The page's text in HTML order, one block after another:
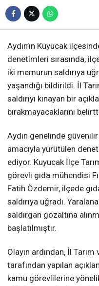
Aydın’ın Kuyucak
denetimleri sırasında,
iki memurun saldırıya
yaşandığı bildirildi. İl
saldırıyı kınayan bir
bırakmayacaklarını
Aydın genelinde
amacıyla yürütülen
ediyor. Kuyucak İlçe
görevli gıda mühendisi
Fatih Özdemir, ilçede
saldırıya uğradı.
saldırgan gözaltına
başlatılmıştır.
Olayın ardından, İl
tarafından yapılan
kamu görevlilerine